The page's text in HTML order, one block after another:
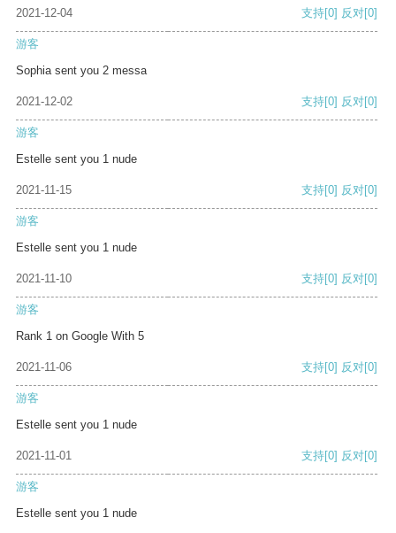
2021-12-04 支持[0] 反对[0]
游客
Sophia sent you 2 messa
2021-12-02 支持[0] 反对[0]
游客
Estelle sent you 1 nude
2021-11-15 支持[0] 反对[0]
游客
Estelle sent you 1 nude
2021-11-10 支持[0] 反对[0]
游客
Rank 1 on Google With 5
2021-11-06 支持[0] 反对[0]
游客
Estelle sent you 1 nude
2021-11-01 支持[0] 反对[0]
游客
Estelle sent you 1 nude